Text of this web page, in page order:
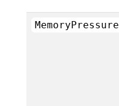
MemoryPressure